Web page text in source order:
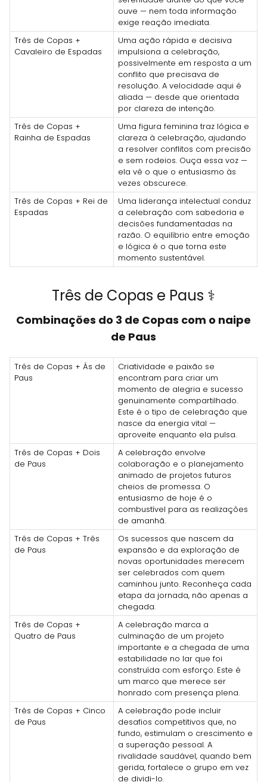
ouve — nem toda informação
exige reação imediata.
Três de Copas +
Cavaleiro de Espadas
Uma ação rápida e decisiva
impulsiona a celebração,
possivelmente em resposta a um
conflito que precisava de
resolução. A velocidade aqui é
aliada — desde que orientada
por clareza de intenção.
Três de Copas +
Rainha de Espadas
Uma figura feminina traz lógica e
clareza à celebração, ajudando
a resolver conflitos com precisão
e sem rodeios. Ouça essa voz —
ela vê o que o entusiasmo às
vezes obscurece.
Três de Copas + Rei de
Espadas
Uma liderança intelectual conduz
a celebração com sabedoria e
decisões fundamentadas na
razão. O equilíbrio entre emoção
e lógica é o que torna este
momento sustentável.
Três de Copas e Paus ⚕️
Combinações do 3 de Copas com o naipe
de Paus
Três de Copas + Ás de
Paus
Criatividade e paixão se
encontram para criar um
momento de alegria e sucesso
genuinamente compartilhado.
Este é o tipo de celebração que
nasce da energia vital —
aproveite enquanto ela pulsa.
Três de Copas + Dois
de Paus
A celebração envolve
colaboração e o planejamento
animado de projetos futuros
cheios de promessa. O
entusiasmo de hoje é o
combustível para as realizações
de amanhã.
Três de Copas + Três
de Paus
Os sucessos que nascem da
expansão e da exploração de
novas oportunidades merecem
ser celebrados com quem
caminhou junto. Reconheça cada
etapa da jornada, não apenas a
chegada.
Três de Copas +
Quatro de Paus
A celebração marca a
culminação de um projeto
importante e a chegada de uma
estabilidade no lar que foi
construída com esforço. Este é
um marco que merece ser
honrado com presença plena.
Três de Copas + Cinco
de Paus
A celebração pode incluir
desafios competitivos que, no
fundo, estimulam o crescimento e
a superação pessoal. A
rivalidade saudável, quando bem
gerida, fortalece o grupo em vez
de dividi-lo.